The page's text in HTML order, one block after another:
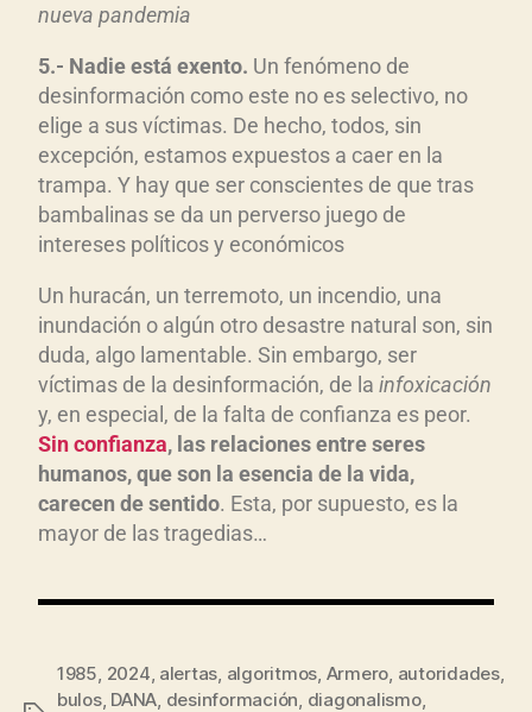
nueva pandemia
5.- Nadie está exento. Un fenómeno de
desinformación como este no es selectivo, no
elige a sus víctimas. De hecho, todos, sin
excepción, estamos expuestos a caer en la
trampa. Y hay que ser conscientes de que tras
bambalinas se da un perverso juego de
intereses políticos y económicos
Un huracán, un terremoto, un incendio, una
inundación o algún otro desastre natural son, sin
duda, algo lamentable. Sin embargo, ser
víctimas de la desinformación, de la infoxicación
y, en especial, de la falta de confianza es peor.
Sin confianza, las relaciones entre seres
humanos, que son la esencia de la vida,
carecen de sentido. Esta, por supuesto, es la
mayor de las tragedias…
1985, 2024, alertas, algoritmos, Armero, autoridades,
bulos, DANA, desinformación, diagonalismo,